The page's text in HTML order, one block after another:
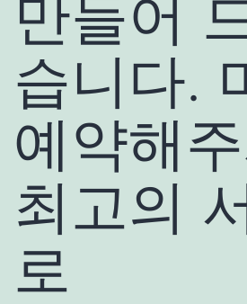
만들어
습니다.
예약해
최고의
로